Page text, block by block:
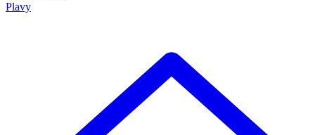
Plavy